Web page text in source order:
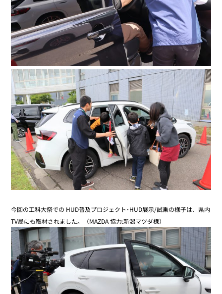
今回の工科大祭での HUD普及プロジェクト･HUD展示/試乗の様子は、県内
TV局にも取材されました。（MAZDA 協力:新潟マツダ様）